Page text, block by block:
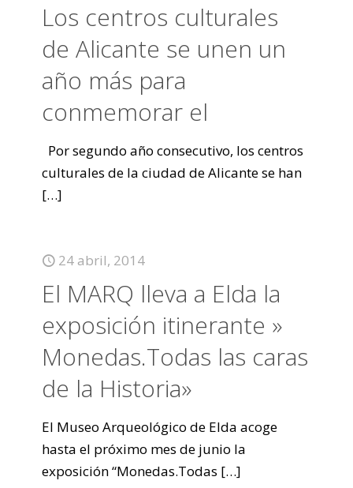
Los centros culturales
de Alicante se unen un
año más para
conmemorar el
Por segundo año consecutivo, los centros
culturales de la ciudad de Alicante se han
[…]
24 abril, 2014
El MARQ lleva a Elda la
exposición itinerante »
Monedas.Todas las caras
de la Historia»
El Museo Arqueológico de Elda acoge
hasta el próximo mes de junio la
exposición “Monedas.Todas […]